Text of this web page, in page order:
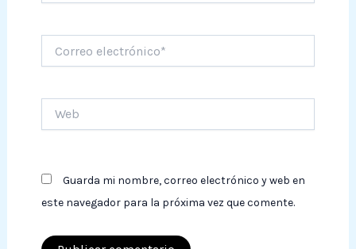
electrónico*
Guarda mi nombre, correo electrónico y web en
este navegador para la próxima vez que comente.